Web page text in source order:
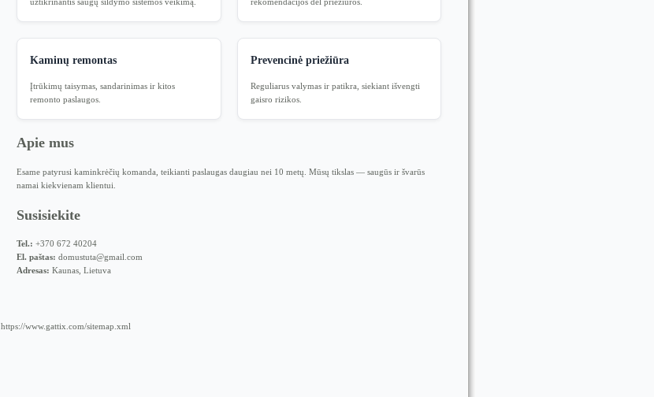
Kaminų remontas
Įtrūkimų taisymas, sandarinimas ir kitos
remonto paslaugos.
Prevencinė priežiūra
Reguliarus valymas ir patikra, siekiant išvengti
gaisro rizikos.
Apie mus
Esame patyrusi kaminkrėčių komanda, teikianti paslaugas daugiau nei 10 metų. Mūsų tikslas — saugūs ir švarūs
namai kiekvienam klientui.
Susisiekite
Tel.: +370 672 40204
El. paštas: domustuta@gmail.com
Adresas: Kaunas, Lietuva
https://www.gattix.com/sitemap.xml